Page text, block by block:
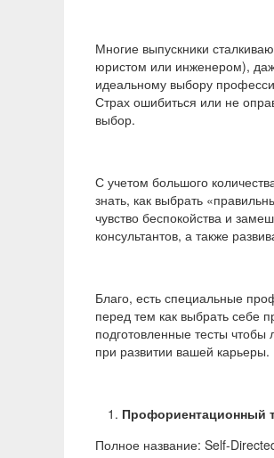
Многие выпускники
юристом или инженером),
идеальному выбору
Страх ошибиться или не
выбор.
С учетом большого
знать, как выбрать
чувство беспокойства и
консультантов, а также
Благо, есть специальные
перед тем как выбрать себе
подготовленные тесты
при развитии вашей карьеры.
Профориентационный
Полное название: Self-